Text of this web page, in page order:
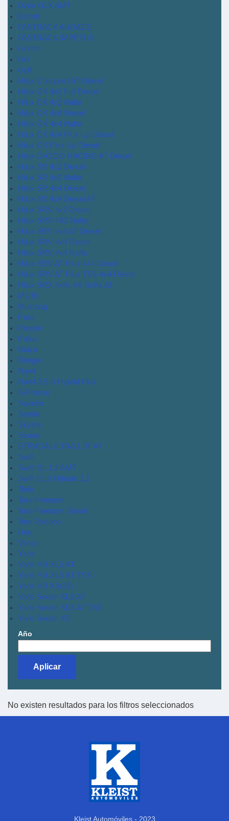
Dzire GLX AMT
Escort
FASTBACK AUDACE
FASTBACK IMPETUS
Fiorino
Gol
Golf
Hilux Conquest AT Diesel
Hilux DX 4x2 Full Diesel
Hilux DX 4x2 Nafta
Hilux DX 4x4 Diesel
Hilux DX 4x4 Nafta
Hilux DX 4x4 Pick Up Diesel
Hilux DX Pick Up Diesel
Hilux GAZOO RACING AT Diesel
Hilux SR 4x2 Diesel
Hilux SR 4x2 Nafta
Hilux SR 4x4 Diesel
Hilux SR 4x4 Diesel AT
Hilux SRV 4x2 Diesel
Hilux SRV 4X2 Nafta
Hilux SRV 4x4 AT Diesel
Hilux SRV 4x4 Diesel
Hilux SRV 4x4 Nafta
Hilux SRV AT Plus 4x4 Diesel
Hilux SRV AT Plus TSS 4x4 Diesel
Hilux SRX 4x4x V6 Nafta AT
MOBI
Mustang
Palio
Passat
Pulse
Raize
Ranger
Rav4
Rav4 2.5 S Hybrid Plus
S-Presso
Saveiro
Sentra
Skyline
Strada
STRADA ULTRA 1.0T AT
Swift
Swift GL 1.2 AMT
Swift GLS Híbrido 1.2
Tiida
Toro Freedom
Toro Freedom Diesel
Toro Volcano
Uno
Vento
Yaris
Yaris HB XLS AT
Yaris HB XLS AT TSS
Yaris HB XS(42)
Yaris Sedan XLS AT
Yaris Sedan XLS AT TSS
Yaris Sedan XS
Año
No existen resultados para los filtros seleccionados
Kleist Automóviles - 2023